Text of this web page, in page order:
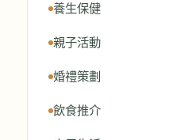
養生保健
親子活動
婚禮策劃
飲食推介